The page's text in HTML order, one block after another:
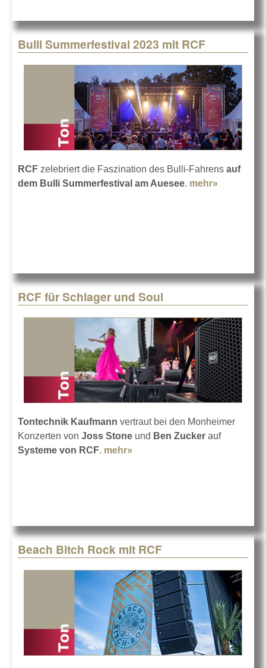
Bulli Summerfestival 2023 mit RCF
RCF zelebriert die Faszination des Bulli-Fahrens auf
dem Bulli Summerfestival am Auesee. mehr»
RCF für Schlager und Soul
Tontechnik Kaufmann vertraut bei den Monheimer
Konzerten von Joss Stone und Ben Zucker auf
Systeme von RCF. mehr»
Beach Bitch Rock mit RCF